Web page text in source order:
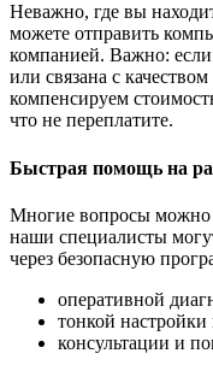
Неважно, где вы
можете отправить
компанией. Важно:
или связана с
компенсируем
что не переплатите.
Быстрая помощь на
Многие вопросы можно
наши специалисты
через безопасную
оперативной
тонкой
консультации и